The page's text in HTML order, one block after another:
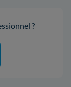
?